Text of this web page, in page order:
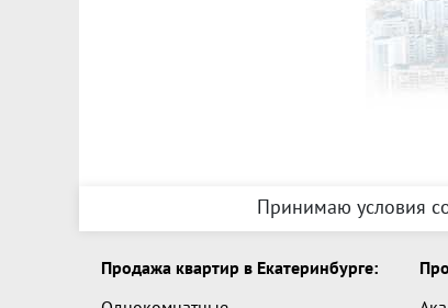
Принимаю условия
Продажа квартир в Екатеринбурге: